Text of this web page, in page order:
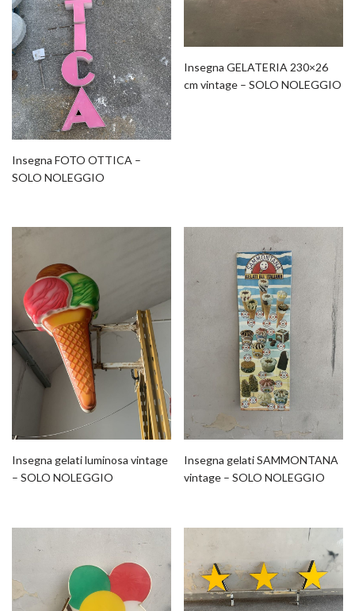
Insegna FOTO OTTICA –
SOLO NOLEGGIO
Insegna GELATERIA 230×26
cm vintage – SOLO NOLEGGIO
Insegna gelati luminosa vintage
– SOLO NOLEGGIO
Insegna gelati SAMMONTANA
vintage – SOLO NOLEGGIO